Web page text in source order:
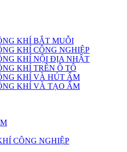
KHÍ BẮT MUỖI
KHÍ CÔNG NGHIỆP
KHÍ NỘI ĐỊA NHẬT
KHÍ TRÊN Ô TÔ
KHÍ VÀ HÚT ẨM
KHÍ VÀ TẠO ẨM
CÔNG NGHIỆP